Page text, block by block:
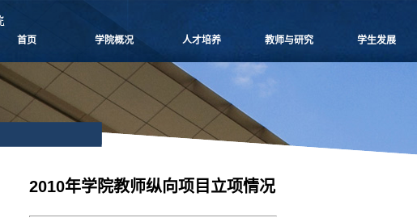
首页 学院概况
学院愿景
院长致辞
学院介绍
党群组织
学院制度
人才培养
本科生教学
博士生教学
硕士生教学
MBA
物流工程
工程管理
教师与研究
人事专栏
研究中心
学术活动
学生发展
2010年学院教师纵向项目立项情况